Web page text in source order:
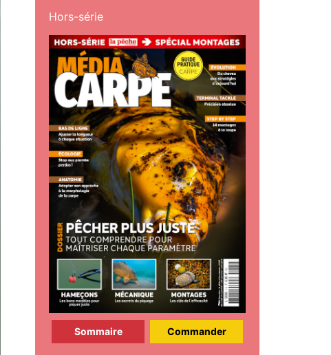
Hors-série
Sommaire Commander